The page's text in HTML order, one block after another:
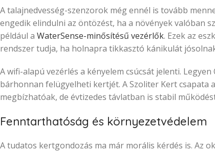
A talajnedvesség-szenzorok még ennél is tovább
engedik elindulni az öntözést, ha a növények valóban
például a WaterSense-minősítésű vezérlők. Ezek az
rendszer tudja, ha holnapra tikkasztó kánikulát
A wifi-alapú vezérlés a kényelem csúcsát jelenti.
bárhonnan felügyelheti kertjét. A Szoliter Kert csapata
megbízhatóak, de évtizedes távlatban is stabil
Fenntarthatóság és környezetvédelem
A tudatos kertgondozás ma már morális kérdés is. Az